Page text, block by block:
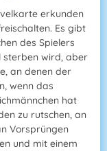
erkunden
Es gibt
des Spielers
sterben wird, aber
an denen der
wenn das
hat
zu rutschen, an
Vorsprüngen
und mit einem